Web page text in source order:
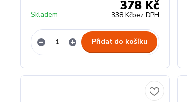
378 Kč
338 Kčbez DPH
Skladem
Přidat do košíku